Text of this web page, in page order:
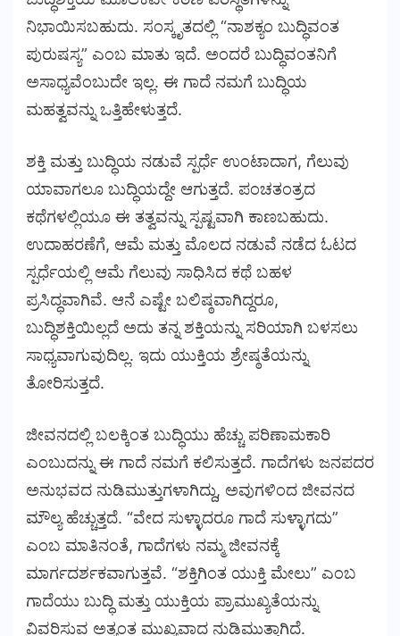
ನಿಭಾಯಿಸಬಹುದು. ಸಂಸ್ಕೃತದಲ್ಲಿ “ನಾಶಕ್ಯಂ ಬುದ್ಧಿವಂತ
ಪುರುಷಸ್ಯ” ಎಂಬ ಮಾತು ಇದೆ. ಅಂದರೆ ಬುದ್ಧಿವಂತನಿಗೆ
ಅಸಾಧ್ಯವೆಂಬುದೇ ಇಲ್ಲ. ಈ ಗಾದೆ ನಮಗೆ ಬುದ್ಧಿಯ
ಮಹತ್ವವನ್ನು ಒತ್ತಿಹೇಳುತ್ತದೆ.
ಶಕ್ತಿ ಮತ್ತು ಬುದ್ಧಿಯ ನಡುವೆ ಸ್ಪರ್ಧೆ ಉಂಟಾದಾಗ, ಗೆಲುವು
ಯಾವಾಗಲೂ ಬುದ್ಧಿಯದ್ದೇ ಆಗುತ್ತದೆ. ಪಂಚತಂತ್ರದ
ಕಥೆಗಳಲ್ಲಿಯೂ ಈ ತತ್ವವನ್ನು ಸ್ಪಷ್ಟವಾಗಿ ಕಾಣಬಹುದು.
ಉದಾಹರಣೆಗೆ, ಆಮೆ ಮತ್ತು ಮೊಲದ ನಡುವೆ ನಡೆದ ಓಟದ
ಸ್ಪರ್ಧೆಯಲ್ಲಿ ಆಮೆ ಗೆಲುವು ಸಾಧಿಸಿದ ಕಥೆ ಬಹಳ
ಪ್ರಸಿದ್ಧವಾಗಿವೆ. ಆನೆ ಎಷ್ಟೇ ಬಲಿಷ್ಠವಾಗಿದ್ದರೂ,
ಬುದ್ಧಿಶಕ್ತಿಯಿಲ್ಲದೆ ಅದು ತನ್ನ ಶಕ್ತಿಯನ್ನು ಸರಿಯಾಗಿ ಬಳಸಲು
ಸಾಧ್ಯವಾಗುವುದಿಲ್ಲ. ಇದು ಯುಕ್ತಿಯ ಶ್ರೇಷ್ಠತೆಯನ್ನು
ತೋರಿಸುತ್ತದೆ.
ಜೀವನದಲ್ಲಿ ಬಲಕ್ಕಿಂತ ಬುದ್ಧಿಯು ಹೆಚ್ಚು ಪರಿಣಾಮಕಾರಿ
ಎಂಬುದನ್ನು ಈ ಗಾದೆ ನಮಗೆ ಕಲಿಸುತ್ತದೆ. ಗಾದೆಗಳು ಜನಪದರ
ಅನುಭವದ ನುಡಿಮುತ್ತುಗಳಾಗಿದ್ದು, ಅವುಗಳಿಂದ ಜೀವನದ
ಮೌಲ್ಯ ಹೆಚ್ಚುತ್ತದೆ. “ವೇದ ಸುಳ್ಳಾದರೂ ಗಾದೆ ಸುಳ್ಳಾಗದು”
ಎಂಬ ಮಾತಿನಂತೆ, ಗಾದೆಗಳು ನಮ್ಮ ಜೀವನಕ್ಕೆ
ಮಾರ್ಗದರ್ಶಕವಾಗುತ್ತವೆ. “ಶಕ್ತಿಗಿಂತ ಯುಕ್ತಿ ಮೇಲು” ಎಂಬ
ಗಾದೆಯು ಬುದ್ಧಿ ಮತ್ತು ಯುಕ್ತಿಯ ಪ್ರಾಮುಖ್ಯತೆಯನ್ನು
ವಿವರಿಸುವ ಅತ್ಯಂತ ಮುಖ್ಯವಾದ ನುಡಿಮುತ್ತಾಗಿದೆ.